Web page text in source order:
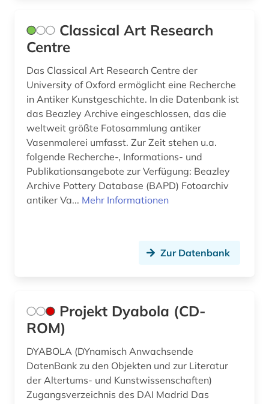
Classical Art Research
Centre
Das Classical Art Research Centre der
University of Oxford ermöglicht eine Recherche
in Antiker Kunstgeschichte. In die Datenbank ist
das Beazley Archive eingeschlossen, das die
weltweit größte Fotosammlung antiker
Vasenmalerei umfasst. Zur Zeit stehen u.a.
folgende Recherche-, Informations- und
Publikationsangebote zur Verfügung: Beazley
Archive Pottery Database (BAPD) Fotoarchiv
antiker Va... Mehr Informationen
Zur Datenbank
Projekt Dyabola (CD-
ROM)
DYABOLA (DYnamisch Anwachsende
DatenBank zu den Objekten und zur Literatur
der Altertums- und Kunstwissenschaften)
Zugangsverzeichnis des DAI Madrid Das